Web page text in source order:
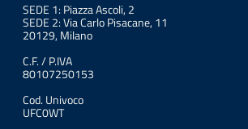
SEDE 1: Piazza Ascoli, 2
SEDE 2: Via Carlo Pisacane, 11
20129, Milano
C.F. / P.IVA
80107250153
Cod. Univoco
UFC0WT